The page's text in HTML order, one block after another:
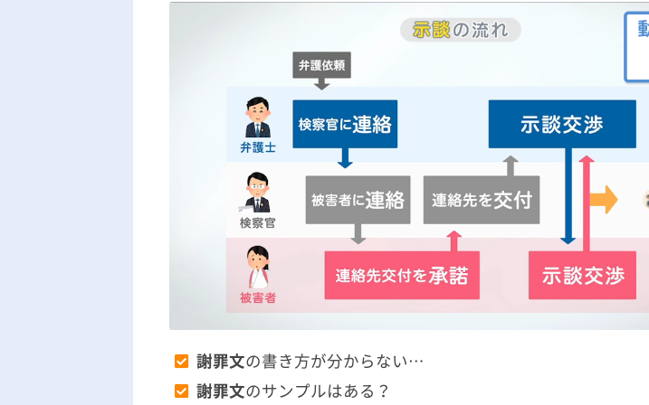
アトムについて
弁護士費用
アクセス
解決実績
謝罪文の書き方が分からない…
謝罪文のサンプルはある？